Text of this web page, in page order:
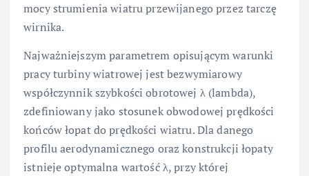
mocy strumienia wiatru przewijanego przez tarczę
wirnika.
Najważniejszym parametrem opisującym warunki
pracy turbiny wiatrowej jest bezwymiarowy
współczynnik szybkości obrotowej λ (lambda),
zdefiniowany jako stosunek obwodowej prędkości
końców łopat do prędkości wiatru. Dla danego
profilu aerodynamicznego oraz konstrukcji łopaty
istnieje optymalna wartość λ, przy której